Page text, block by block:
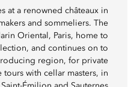
at a renowned châteaux in
and sommeliers. The
Oriental, Paris, home to
and continues on to
region, for private
tours with cellar masters, in